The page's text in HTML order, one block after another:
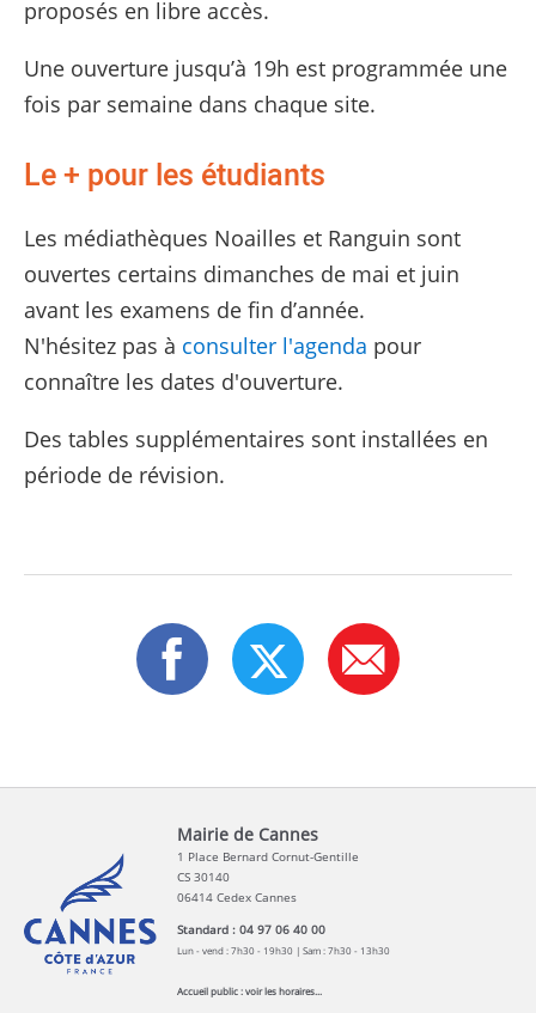
proposés en libre accès.
Une ouverture jusqu’à 19h est programmée une
fois par semaine dans chaque site.
Le + pour les étudiants
Les médiathèques Noailles et Ranguin sont
ouvertes certains dimanches de mai et juin
avant les examens de fin d’année.
N'hésitez pas à consulter l'agenda pour
connaître les dates d'ouverture.
Des tables supplémentaires sont installées en
période de révision.
Mairie de Cannes
1 Place Bernard Cornut-Gentille
CS 30140
06414 Cedex Cannes
Standard : 04 97 06 40 00
Lun - vend : 7h30 - 19h30 | Sam : 7h30 - 13h30
Accueil public :voir les horaires...